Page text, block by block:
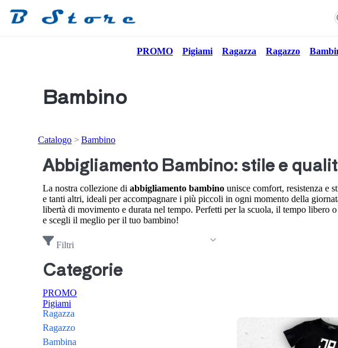
PROMO Pigiami Ragazza Ragazzo
Bambino
Catalogo Bambino
Abbigliamento Bambino: stile e
La nostra collezione di abbigliamento bambino unisce comfort, resistenza e
e tanti altri, ideali per accompagnare i più piccoli in ogni momento della
libertà di movimento e durata nel tempo. Perfetti per la scuola, il tempo
e scegli il meglio per il tuo bambino!
Filtri
Categorie
PROMO
Pigiami
Ragazza
Ragazzo
Bambina